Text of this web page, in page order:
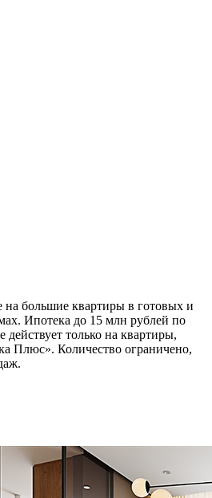
большие квартиры в готовых и
Ипотека до 15 млн рублей по
только на квартиры,
Плюс». Количество ограничено,